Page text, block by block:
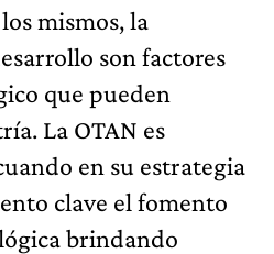
mismos, la
son factores
que pueden
La OTAN es
en su estrategia
clave el fomento
brindando